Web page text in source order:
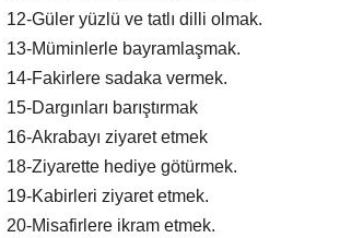
12-Güler yüzlü ve tatlı dilli olmak.
13-Müminlerle bayramlaşmak.
14-Fakirlere sadaka vermek.
15-Dargınları barıştırmak
16-Akrabayı ziyaret etmek
18-Ziyarette hediye götürmek.
19-Kabirleri ziyaret etmek.
20-Misafirlere ikram etmek.